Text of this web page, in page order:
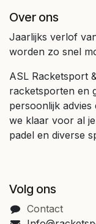
Over ons
Jaarlijks verlof
worden zo snel
ASL Racketsport
racketsporten en
persoonlijk advies
we klaar voor al
padel en diverse
Volg ons
Contact